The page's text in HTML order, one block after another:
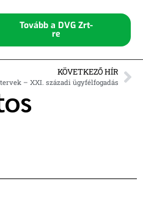
Tovább a DVG Zrt-
re
KÖVETKEZŐ HÍR
– XXI. századi ügyfélfogadás